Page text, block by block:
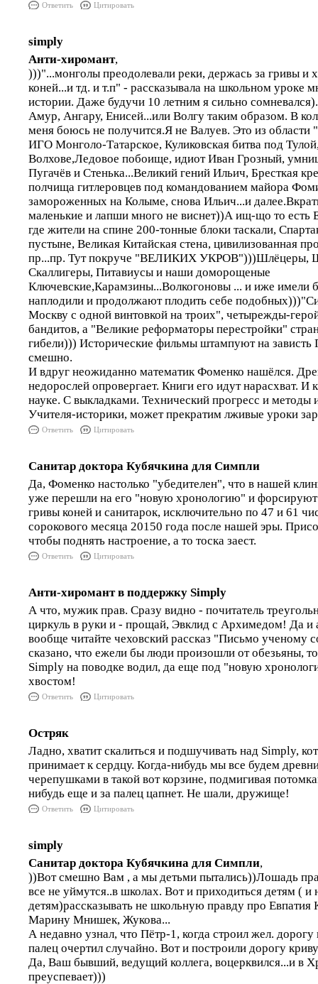
Ответить Цитировать
simply
Анти-хиромант,
)))"...монголы преодолевали реки, держась за гривы и
коней...и тд. и т.п" - рассказывала на школьном уроке
истории. Даже будучи 10 летним я сильно
Амур, Ангару, Енисей...или Волгу таким образом. В
меня боюсь не получится.Я не Валуев. Это из
ИГО Монголо-Татарское, Куликовская битва под
Волхове,Ледовое побоище, идиот Иван Грозный,
Пугачёв и Стенька...Великий гений Ильич, Бресткая
полчища гитлеровцев под командованием майора
замороженных на Колыме, снова Ильич...и
маленькие и лапши много не виснет))А ищ-що то есть
где жители на спине 200-тонные блоки таскали,
пустыне, Великая Китайская стена, цивилизованная
пр...пр. Тут покруче "ВЕЛИКИХ УКРОВ")))Шлёцеры,
Скаллигеры, Питавиусы и наши доморощеные
Ключевские,Карамзины...Волкогоновы ... и иже имели
наплодили и продолжают плодить себе
Москву с одной винтовкой на троих", четырежды-
бандитов, а "Великие реформаторы перестройки"
гибели))) Исторические фильмы штампуют на зависть
смешно.
И вдруг неожиданно математик Фоменко нашёлся.
недорослей опровергает. Книги его идут нарасхват. И
науке. С выкладками. Технический прогресс и методы
Учителя-историки, может прекратим лживые уроки
Ответить Цитировать
Санитар доктора Кубячкина для Симпли
Да, Фоменко настолько "убедителен", что в нашей
уже перешли на его "новую хронологию" и форсируют
гривы коней и санитарок, исключительно по 47 и 61
сорокового месяца 20150 года после нашей эры.
чтобы поднять настроение, а то тоска заест.
Ответить Цитировать
Анти-хиромант в поддержку Simply
А что, мужик прав. Сразу видно - почитатель
циркуль в руки и - прощай, Эвклид с Архимедом! Да и
вообще читайте чеховский рассказ "Письмо ученому
сказано, что ежели бы люди произошли от обезьяны,
Simply на поводке водил, да еще под "новую
хвостом!
Ответить Цитировать
Остряк
Ладно, хватит скалиться и подшучивать над Simply,
принимает к сердцу. Когда-нибудь мы все будем
черепушками в такой вот корзине, подмигивая
нибудь еще и за палец цапнет. Не шали, дружище!
Ответить Цитировать
simply
Санитар доктора Кубячкина для Симпли,
))Вот смешно Вам , а мы детьми пытались))Лошадь
все не уймутся..в школах. Вот и приходиться детям ( и
детям)рассказывать не школьную правду про Евпатия
Марину Мнишек, Жукова...
А недавно узнал, что Пётр-1, когда строил жел.
палец очертил случайно. Вот и построили дорогу
Да, Ваш бывший, ведущий коллега, воцерквился...и в
преуспевает)))